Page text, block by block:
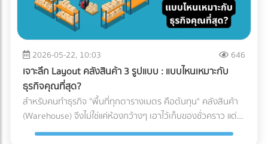
บรรทุกขนาดใหญ่ (ตั้งแต่ 6 ล้อขึ้นไป) จะติดช่วงเวลาห้ามวิ่งใน
เขตกรุงเทพฯ และปริมณฑล หากสินค้าคุณต้องส่งด่วน การเลือก
รถผิดอาจทำให้ผิดนัดลูกค้าได้ เปิดโพย 5 ประเภทรถขนส่งยอด
ฮิต: สินค้าแบบไหน ใช้รถอะไร? เพื่อให้เห็นภาพชัดเจน เราขอแบ่ง
ประเภทรถที่ใช้บ่อยในวงการโลจิสติกส์ออกเป็น 5 ประเภทหลัก
ดังนี้: 1. รถกระบะตอนเดียว (ตู้ทึบ / คอก) ราชาแห่งความคล่อง
ตัว วิ่งได้ตลอด 24 ชั่วโมง โดยไม่มีข้อจำกัดด้านเวลา เเละบรรทุก
น้ำหนักได้ประมาณ 1-2 ตัน (ขึ้นอยู่กับโครงสร้างและการดัดแปลง
ของรถ ) ตู้ทึบ: เหมาะกับสินค้าที่ต้องการการปกป้องจากแดด ฝน
และฝุ่นละออง 100% คอกเหล็ก: เหมาะกับสินค้าที่รูปทรงไม่
2026-05-22, 10:03 646
เจาะลึก Layout คลังสินค้า 3 รูปแบบ : แบบไหนเหมาะกับ
ธุรกิจคุณที่สุด?
สำหรับคนทำธุรกิจ "พื้นที่ทุกตารางเมตร คือต้นทุน" คลังสินค้า
(Warehouse) จึงไม่ใช่แค่ห้องกว้างๆ เอาไว้เก็บของชั่วคราว แต่
เป็นหัวใจสำคัญของระบบ Supply Chain พอๆกับการจัดการคลัง